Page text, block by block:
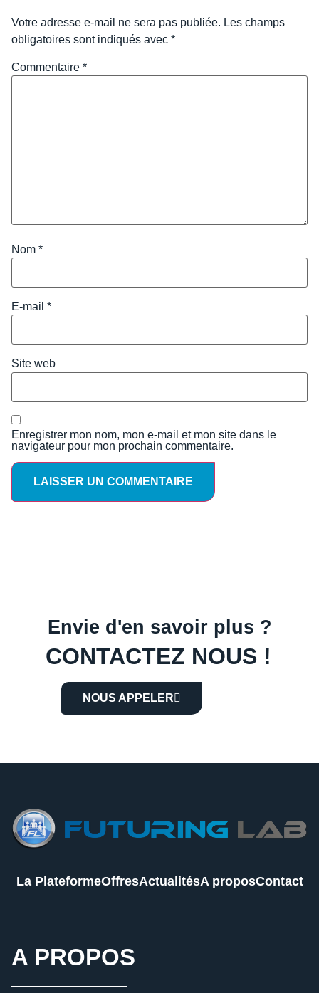
Votre adresse e-mail ne sera pas publiée. Les champs
obligatoires sont indiqués avec *
Commentaire *
Nom *
E-mail *
Site web
Enregistrer mon nom, mon e-mail et mon site dans le
navigateur pour mon prochain commentaire.
Envie d'en savoir plus ?
CONTACTEZ NOUS !
NOUS APPELER
La PlateformeOffresActualitésA proposContact
A PROPOS